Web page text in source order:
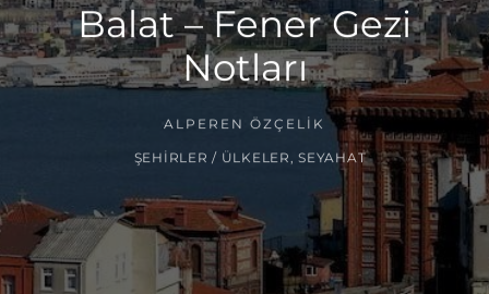
Balat – Fener Gezi
Notları
ALPEREN ÖZÇELIK
ŞEHIRLER / ÜLKELER ,SEYAHAT